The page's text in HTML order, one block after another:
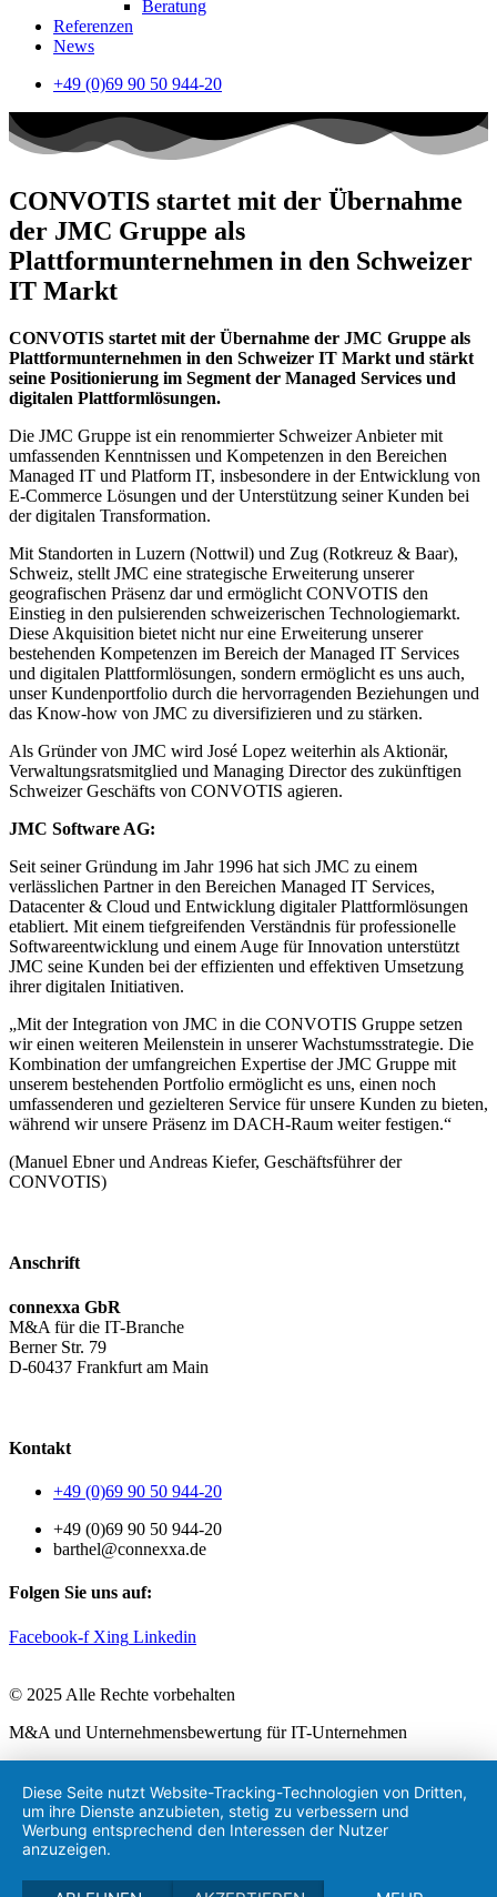
Beratung
Referenzen
News
+49 (0)69 90 50 944-20
CONVOTIS startet mit der Übernahme
der JMC Gruppe als
Plattformunternehmen in den Schweizer
IT Markt
CONVOTIS startet mit der Übernahme der JMC Gruppe als
Plattformunternehmen in den Schweizer IT Markt und stärkt
seine Positionierung im Segment der Managed Services und
digitalen Plattformlösungen.
Die JMC Gruppe ist ein renommierter Schweizer Anbieter mit
umfassenden Kenntnissen und Kompetenzen in den Bereichen
Managed IT und Platform IT, insbesondere in der Entwicklung von
E-Commerce Lösungen und der Unterstützung seiner Kunden bei
der digitalen Transformation.
Mit Standorten in Luzern (Nottwil) und Zug (Rotkreuz & Baar),
Schweiz, stellt JMC eine strategische Erweiterung unserer
geografischen Präsenz dar und ermöglicht CONVOTIS den
Einstieg in den pulsierenden schweizerischen Technologiemarkt.
Diese Akquisition bietet nicht nur eine Erweiterung unserer
bestehenden Kompetenzen im Bereich der Managed IT Services
und digitalen Plattformlösungen, sondern ermöglicht es uns auch,
unser Kundenportfolio durch die hervorragenden Beziehungen und
das Know-how von JMC zu diversifizieren und zu stärken.
Als Gründer von JMC wird José Lopez weiterhin als Aktionär,
Verwaltungsratsmitglied und Managing Director des zukünftigen
Schweizer Geschäfts von CONVOTIS agieren.
JMC Software AG:
Seit seiner Gründung im Jahr 1996 hat sich JMC zu einem
verlässlichen Partner in den Bereichen Managed IT Services,
Datacenter & Cloud und Entwicklung digitaler Plattformlösungen
etabliert. Mit einem tiefgreifenden Verständnis für professionelle
Softwareentwicklung und einem Auge für Innovation unterstützt
JMC seine Kunden bei der effizienten und effektiven Umsetzung
ihrer digitalen Initiativen.
„Mit der Integration von JMC in die CONVOTIS Gruppe setzen
wir einen weiteren Meilenstein in unserer Wachstumsstrategie. Die
Kombination der umfangreichen Expertise der JMC Gruppe mit
unserem bestehenden Portfolio ermöglicht es uns, einen noch
umfassenderen und gezielteren Service für unsere Kunden zu bieten,
während wir unsere Präsenz im DACH-Raum weiter festigen.“
(Manuel Ebner und Andreas Kiefer, Geschäftsführer der
CONVOTIS)
Anschrift
connexxa GbR
M&A für die IT-Branche
Berner Str. 79
D-60437 Frankfurt am Main
Kontakt
+49 (0)69 90 50 944-20
+49 (0)69 90 50 944-20
barthel@connexxa.de
Folgen Sie uns auf:
Facebook-f Xing Linkedin
© 2025 Alle Rechte vorbehalten
M&A und Unternehmensbewertung für IT-Unternehmen
Diese Seite nutzt Website-Tracking-Technologien von Dritten,
um ihre Dienste anzubieten, stetig zu verbessern und
Werbung entsprechend den Interessen der Nutzer
anzuzeigen.